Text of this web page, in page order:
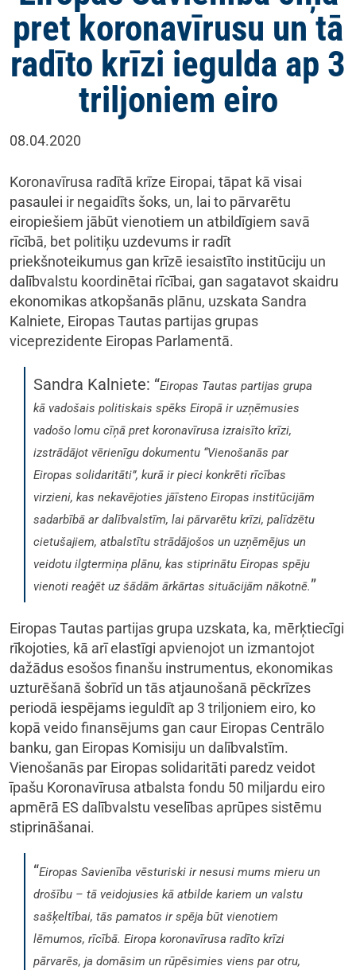
pret koronavīrusu un tā
radīto krīzi iegulda ap 3
triljoniem eiro
08.04.2020
Koronavīrusa radītā krīze Eiropai, tāpat kā visai
pasaulei ir negaidīts šoks, un, lai to pārvarētu
eiropiešiem jābūt vienotiem un atbildīgiem savā
rīcībā, bet politiķu uzdevums ir radīt
priekšnoteikumus gan krīzē iesaistīto institūciju un
dalībvalstu koordinētai rīcībai, gan sagatavot skaidru
ekonomikas atkopšanās plānu, uzskata Sandra
Kalniete, Eiropas Tautas partijas grupas
viceprezidente Eiropas Parlamentā.
Sandra Kalniete: “Eiropas Tautas partijas grupa
kā vadošais politiskais spēks Eiropā ir uzņēmusies
vadošo lomu cīņā pret koronavīrusa izraisīto krīzi,
izstrādājot vērienīgu dokumentu “Vienošanās par
Eiropas solidaritāti”, kurā ir pieci konkrēti rīcības
virzieni, kas nekavējoties jāīsteno Eiropas institūcijām
sadarbībā ar dalībvalstīm, lai pārvarētu krīzi, palīdzētu
cietušajiem, atbalstītu strādājošos un uzņēmējus un
veidotu ilgtermiņa plānu, kas stiprinātu Eiropas spēju
vienoti reaģēt uz šādām ārkārtas situācijām nākotnē.”
Eiropas Tautas partijas grupa uzskata, ka, mērķtiecīgi
rīkojoties, kā arī elastīgi apvienojot un izmantojot
dažādus esošos finanšu instrumentus, ekonomikas
uzturēšanā šobrīd un tās atjaunošanā pēckrīzes
periodā iespējams ieguldīt ap 3 triljoniem eiro, ko
kopā veido finansējums gan caur Eiropas Centrālo
banku, gan Eiropas Komisiju un dalībvalstīm.
Vienošanās par Eiropas solidaritāti paredz veidot
īpašu Koronavīrusa atbalsta fondu 50 miljardu eiro
apmērā ES dalībvalstu veselības aprūpes sistēmu
stiprināšanai.
“Eiropas Savienība vēsturiski ir nesusi mums mieru un
drošību – tā veidojusies kā atbilde kariem un valstu
sašķeltībai, tās pamatos ir spēja būt vienotiem
lēmumos, rīcībā. Eiropa koronavīrusa radīto krīzi
pārvarēs, ja domāsim un rūpēsimies viens par otru,